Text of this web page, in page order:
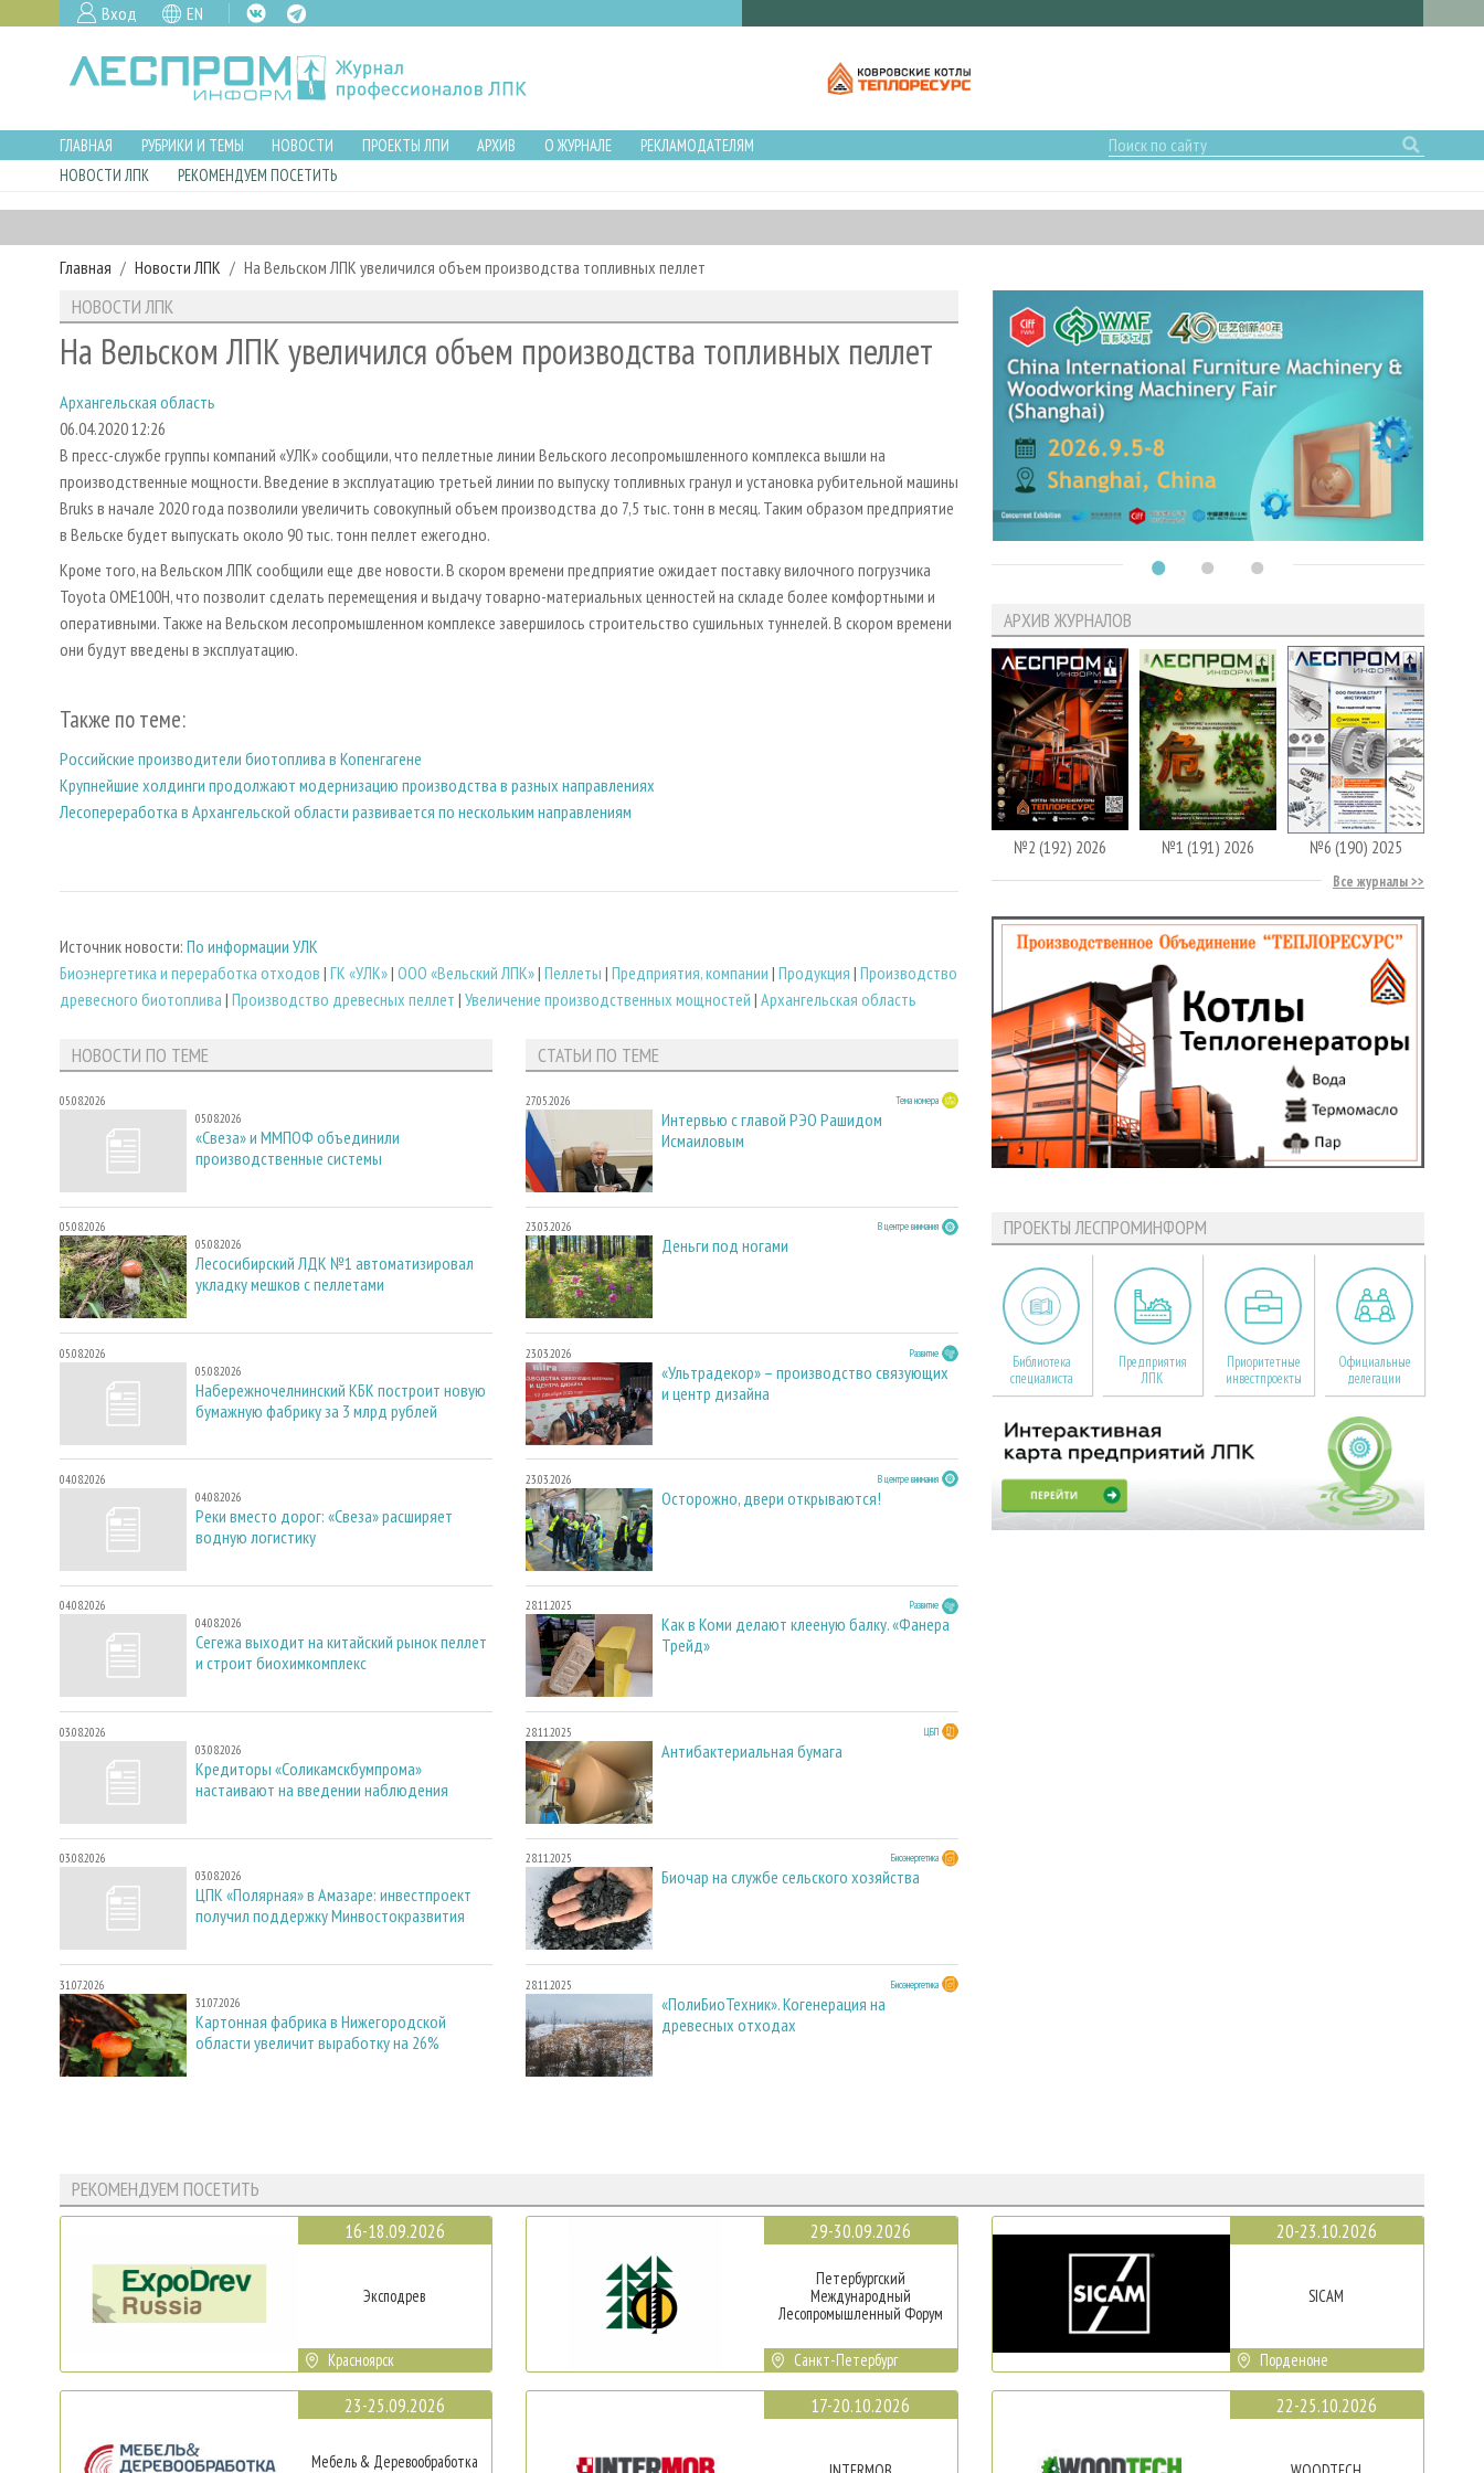
Вход EN
ГЛАВНАЯ РУБРИКИ И ТЕМЫ НОВОСТИ ПРОЕКТЫ ЛПИ АРХИВ О ЖУРНАЛЕ
РЕКЛАМОДАТЕЛЯМ
НОВОСТИ ЛПК
РЕКОМЕНДУЕМ ПОСЕТИТЬ
Главная Новости ЛПК На Вельском ЛПК увеличился объем производства топливных пеллет
НОВОСТИ ЛПК
На Вельском ЛПК увеличился объем производства топливных пеллет
Архангельская область
06.04.2020 12:26
В пресс-службе группы компаний «УЛК» сообщили, что пеллетные линии Вельского лесопромышленного комплекса вышли на
производственные мощности. Введение в эксплуатацию третьей линии по выпуску топливных гранул и установка рубительной машины
Bruks в начале 2020 года позволили увеличить совокупный объем производства до 7,5 тыс. тонн в месяц. Таким образом предприятие
в Вельске будет выпускать около 90 тыс. тонн пеллет ежегодно.
Кроме того, на Вельском ЛПК сообщили еще две новости. В скором времени предприятие ожидает поставку вилочного погрузчика
Toyota OME100H, что позволит сделать перемещения и выдачу товарно-материальных ценностей на складе более комфортными и
оперативными. Также на Вельском лесопромышленном комплексе завершилось строительство сушильных туннелей. В скором времени
они будут введены в эксплуатацию.
Также по теме:
Российские производители биотоплива в Копенгагене
Крупнейшие холдинги продолжают модернизацию производства в разных направлениях
Лесопереработка в Архангельской области развивается по нескольким направлениям
Источник новости: По информации УЛК
Биoэнергетика и переработка отходов | ГК «УЛК»| ООО «Вельский ЛПК»| Пеллеты | Предприятия, компании | Продукция | Производство
древесного биотоплива | Производство древесных пеллет | Увеличение производственных мощностей | Архангельская область
НОВОСТИ ПО ТЕМЕ
05.08.2026
05.08.2026
«Свеза» и ММПОФ объединили
производственные системы
05.08.2026
05.08.2026
Лесосибирский ЛДК №1 автоматизировал
укладку мешков с пеллетами
05.08.2026
05.08.2026
Набережночелнинский КБК построит новую
бумажную фабрику за 3 млрд рублей
04.08.2026
04.08.2026
Реки вместо дорог: «Свеза» расширяет
водную логистику
04.08.2026
04.08.2026
Сегежа выходит на китайский рынок пеллет
и строит биохимкомплекс
03.08.2026
03.08.2026
Кредиторы «Соликамскбумпрома»
настаивают на введении наблюдения
03.08.2026
03.08.2026
ЦПК «Полярная» в Амазаре: инвестпроект
получил поддержку Минвостокразвития
31.07.2026
31.07.2026
Картонная фабрика в Нижегородской
области увеличит выработку на 26%
СТАТЬИ ПО ТЕМЕ
27.05.2026 Тема номера
Интервью с главой РЭО Рашидом
Исмаиловым
23.03.2026 В центре внимания
Деньги под ногами
23.03.2026 Развитие
«Ультрадекор» – производство связующих
и центр дизайна
23.03.2026 В центре внимания
Осторожно, двери открываются!
28.11.2025 Развитие
Как в Коми делают клееную балку. «Фанера
Трейд»
28.11.2025 ЦБП
Антибактериальная бумага
28.11.2025 Биоэнергетика
Биочар на службе сельского хозяйства
28.11.2025 Биоэнергетика
«ПолиБиоТехник». Когенерация на
древесных отходах
АРХИВ ЖУРНАЛОВ
№2 (192) 2026 №1 (191) 2026 №6 (190) 2025
Все журналы
ПРОЕКТЫ ЛЕСПРОМИНФОРМ
Библиотека
специалиста
Предприятия
ЛПК
Приоритетные
инвестпроекты
Официальные
делегации
РЕКОМЕНДУЕМ ПОСЕТИТЬ
16-18.09.2026
Эксподрев
Красноярск
23-25.09.2026
Мебель & Деревообработка
29-30.09.2026
Петербургский
Международный
Лесопромышленный Форум
Санкт-Петербург
17-20.10.2026
20-23.10.2026
SICAM
Порденоне
22-25.10.2026